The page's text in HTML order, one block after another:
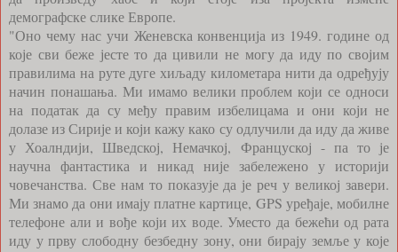
демографске слике Европе.
"Оно чему нас учи Женевска конвенција из 1949. године од
које сви беже јесте то да цивили не могу да иду по својим
правилима на руте дуге хиљаду километара нити да одређују
начин понашања. Ми имамо велики проблем који се односи
на податак да су међу правим избелицама и они који не
долазе из Сирије и који кажу како су одлучили да иду да живе
у Хоалндији, Шведској, Немачкој, Француској - па то је
научна фантастика и никад није забележено у историји
човечанства. Све нам то показује да је реч у великој завери.
Ми знамо да они имају платне картице, GPS уређаје, мобилне
телефоне али и вође који их воде. Уместо да бежећи од рата
иду у прву слободну безбедну зону, они бирају земље у које